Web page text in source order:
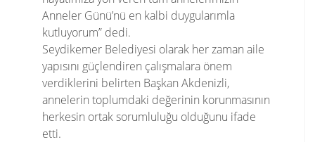
Anneler Günü’nü en kalbi duygularımla
kutluyorum” dedi.
Seydikemer Belediyesi olarak her zaman aile
yapısını güçlendiren çalışmalara önem
verdiklerini belirten Başkan Akdenizli,
annelerin toplumdaki değerinin korunmasının
herkesin ortak sorumluluğu olduğunu ifade
etti.